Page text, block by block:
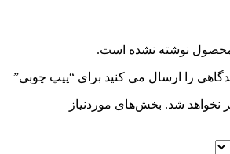
محصول نوشته نشده است.
را ارسال می کنید برای “پیپ چوبی”
نخواهد شد. بخش‌های موردنیاز